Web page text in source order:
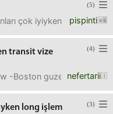
(5)
pispinti
çok iyiyken sonra
(4)
transit vize
nefertarii
-Boston guzergahli ayni
(3)
long işlem